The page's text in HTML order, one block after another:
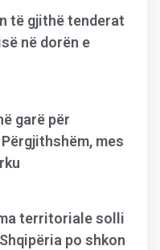
të gjithë tenderat
në dorën e
garë për
mes
territoriale solli
po shkon